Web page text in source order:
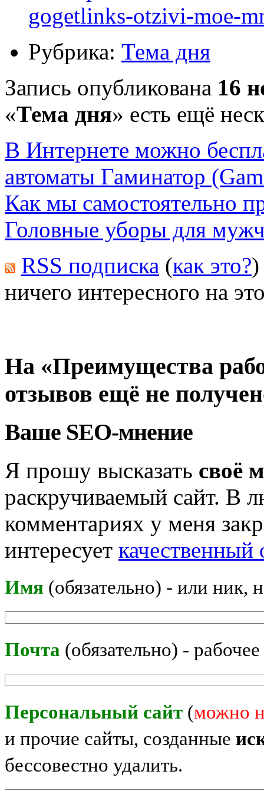
gogetlinks-otzivi-moe-
Рубрика: Тема дня
Запись опубликована 16
«Тема дня» есть ещё
В Интернете можно
автоматы Гаминатор
Как мы самостоятельно
Головные уборы для
RSS подписка (как это?)
ничего интересного на
На «Преимущества
отзывов ещё не
Ваше SEO-мнение
Я прошу высказать своё
раскручиваемый сайт. В
комментариях у меня
интересует
Имя (обязательно) - или ник,
Почта (обязательно) -
Персональный сайт (можно
и прочие сайты, созданные
бессовестно удалить.